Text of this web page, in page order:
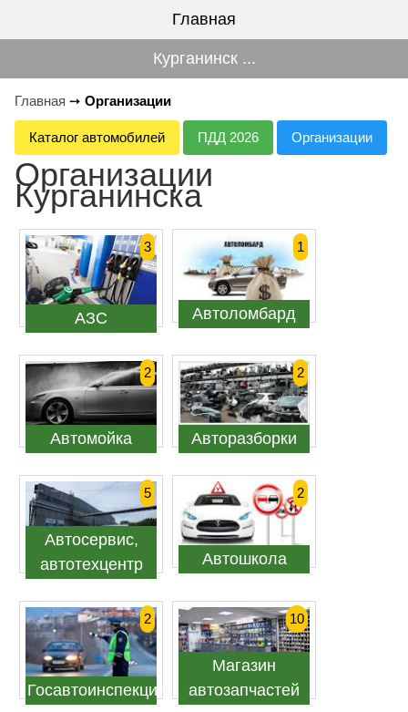
Главная
Курганинск ...
Главная ➙ Организации
Каталог автомобилей ПДД 2026 Организации
Организации
Курганинска
АЗС
3
Автоломбард
1
Автомойка
2
Авторазборки
2
Автосервис,
автотехцентр
5
Автошкола
2
Госавтоинспекция
2
Магазин
автозапчастей
10